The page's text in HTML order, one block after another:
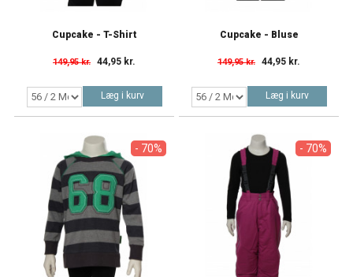
Cupcake - T-Shirt
149,95 kr. 44,95 kr.
Læg i kurv
Cupcake - Bluse
149,95 kr. 44,95 kr.
Læg i kurv
- 70% - 70%